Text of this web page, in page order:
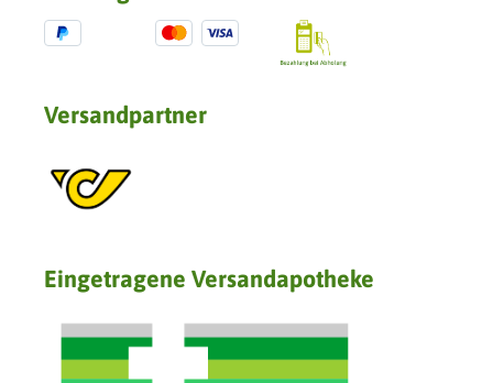
Versandpartner
Eingetragene Versandapotheke